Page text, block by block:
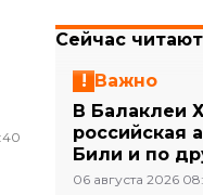
Сейчас читают
Важно
В Балаклеи
российская
Били и по
06 августа 2026